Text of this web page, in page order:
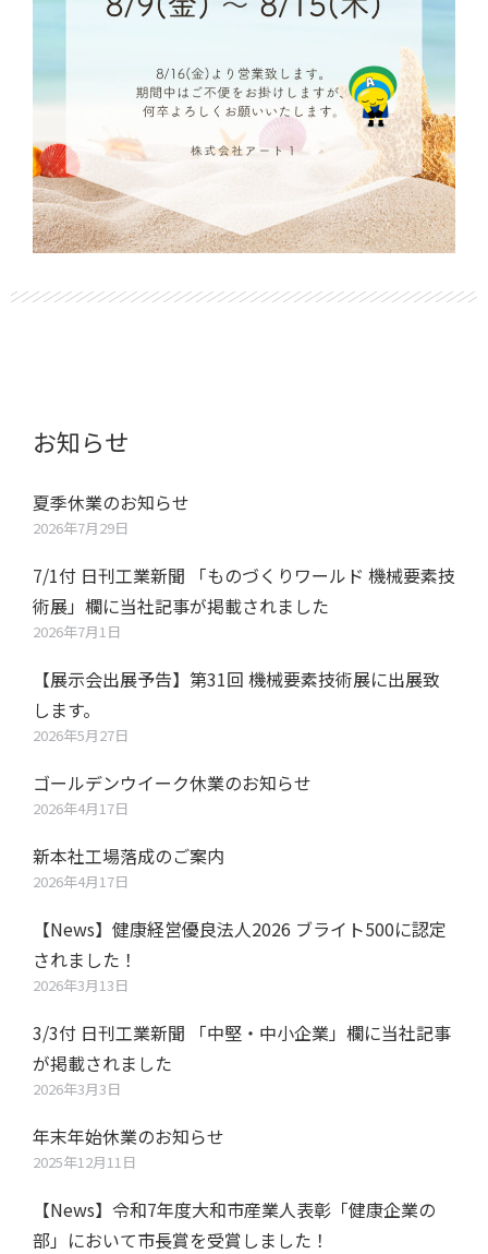
お知らせ
夏季休業のお知らせ
2026年7月29日
7/1付 日刊工業新聞 「ものづくりワールド 機械要素技
術展」欄に当社記事が掲載されました
2026年7月1日
【展示会出展予告】第31回 機械要素技術展に出展致
します。
2026年5月27日
ゴールデンウイーク休業のお知らせ
2026年4月17日
新本社工場落成のご案内
2026年4月17日
【News】健康経営優良法人2026 ブライト500に認定
されました！
2026年3月13日
3/3付 日刊工業新聞 「中堅・中小企業」欄に当社記事
が掲載されました
2026年3月3日
年末年始休業のお知らせ
2025年12月11日
【News】令和7年度大和市産業人表彰「健康企業の
部」において市長賞を受賞しました！